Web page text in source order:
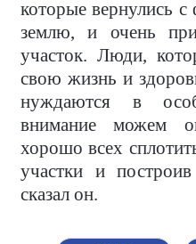
которые вернулись
землю, и очень
участок. Люди,
свою жизнь и
нуждаются в
внимание можем
хорошо всех
участки и
сказал он.